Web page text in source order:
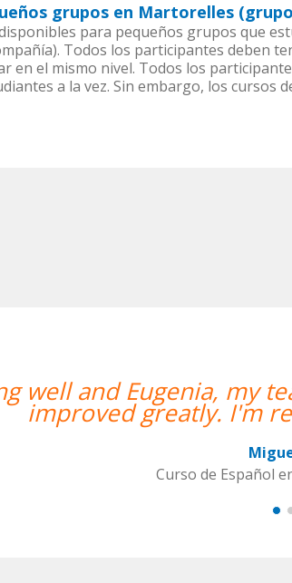
grupos en Martorelles
para pequeños grupos que
Todos los participantes deben
en el mismo nivel. Todos los
a la vez. Sin embargo, los
well and Eugenia, my
improved greatly. I'm
Curso de Español